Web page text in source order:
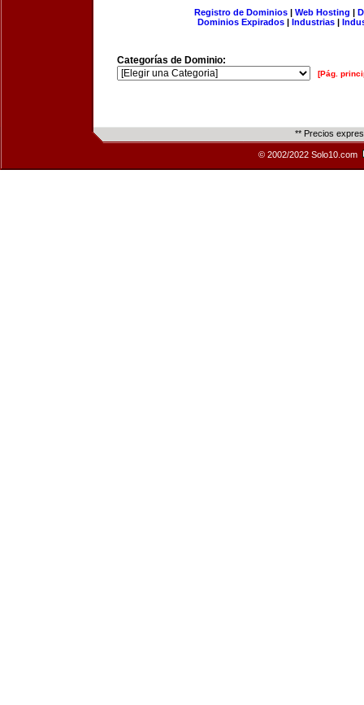
Registro de Dominios| Web Hosting |
Dominios Expirados | Industrias |
Categorías de Dominio:
[Pág.
** Precios
© 2002/2022 Solo10.com